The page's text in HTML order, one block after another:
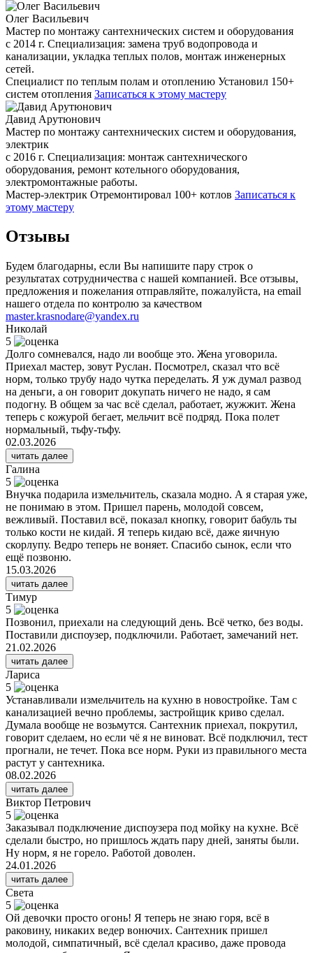
Олег Васильевич
Мастер по монтажу сантехнических систем и оборудования
с 2014 г. Специализация: замена труб водопровода и
канализации, укладка теплых полов, монтаж инженерных
сетей.
Специалист по теплым полам и отоплению Установил 150+
систем отопления Записаться к этому мастеру
Давид Арутюнович
Мастер по монтажу сантехнических систем и оборудования,
электрик
с 2016 г. Специализация: монтаж сантехнического
оборудования, ремонт котельного оборудования,
электромонтажные работы.
Мастер-электрик Отремонтировал 100+ котлов Записаться к
этому мастеру
Отзывы
Будем благодарны, если Вы напишите пару строк о
результатах сотрудничества с нашей компанией. Все отзывы,
предложения и пожелания отправляйте, пожалуйста, на email
нашего отдела по контролю за качеством
master.krasnodare@yandex.ru
Николай
5
Долго сомневался, надо ли вообще это. Жена уговорила.
Приехал мастер, зовут Руслан. Посмотрел, сказал что всё
норм, только трубу надо чутка переделать. Я уж думал развод
на деньги, а он говорит докупать ничего не надо, я сам
подогну. В общем за час всё сделал, работает, жужжит. Жена
теперь с кожурой бегает, мельчит всё подряд. Пока полет
нормальный, тьфу-тьфу.
02.03.2026
читать далее
Галина
5
Внучка подарила измельчитель, сказала модно. А я старая уже,
не понимаю в этом. Пришел парень, молодой совсем,
вежливый. Поставил всё, показал кнопку, говорит бабуль ты
только кости не кидай. Я теперь кидаю всё, даже яичную
скорлупу. Ведро теперь не воняет. Спасибо сынок, если что
ещё позвоню.
15.03.2026
читать далее
Тимур
5
Позвонил, приехали на следующий день. Всё четко, без воды.
Поставили диспоузер, подключили. Работает, замечаний нет.
21.02.2026
читать далее
Лариса
5
Устанавливали измельчитель на кухню в новостройке. Там с
канализацией вечно проблемы, застройщик криво сделал.
Думала вообще не возьмутся. Сантехник приехал, покрутил,
говорит сделаем, но если чё я не виноват. Всё подключил, тест
прогнали, не течет. Пока все норм. Руки из правильного места
растут у сантехника.
08.02.2026
читать далее
Виктор Петрович
5
Заказывал подключение диспоузера под мойку на кухне. Всё
сделали быстро, но пришлось ждать пару дней, заняты были.
Ну норм, я не горело. Работой доволен.
24.01.2026
читать далее
Света
5
Ой девочки просто огонь! Я теперь не знаю горя, всё в
раковину, никаких ведер вонючих. Сантехник пришел
молодой, симпатичный, всё сделал красиво, даже провода